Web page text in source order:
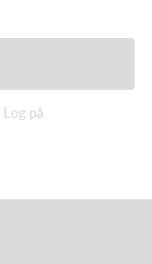
Log på